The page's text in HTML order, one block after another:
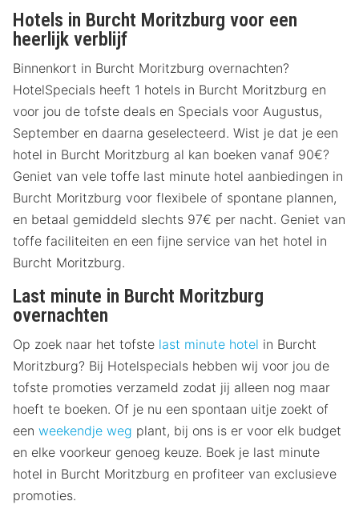
Hotels in Burcht Moritzburg voor een
heerlijk verblijf
Binnenkort in Burcht Moritzburg overnachten?
HotelSpecials heeft 1 hotels in Burcht Moritzburg en
voor jou de tofste deals en Specials voor Augustus,
September en daarna geselecteerd. Wist je dat je een
hotel in Burcht Moritzburg al kan boeken vanaf 90€?
Geniet van vele toffe last minute hotel aanbiedingen in
Burcht Moritzburg voor flexibele of spontane plannen,
en betaal gemiddeld slechts 97€ per nacht. Geniet van
toffe faciliteiten en een fijne service van het hotel in
Burcht Moritzburg.
Last minute in Burcht Moritzburg
overnachten
Op zoek naar het tofste last minute hotel in Burcht
Moritzburg? Bij Hotelspecials hebben wij voor jou de
tofste promoties verzameld zodat jij alleen nog maar
hoeft te boeken. Of je nu een spontaan uitje zoekt of
een weekendje weg plant, bij ons is er voor elk budget
en elke voorkeur genoeg keuze. Boek je last minute
hotel in Burcht Moritzburg en profiteer van exclusieve
promoties.